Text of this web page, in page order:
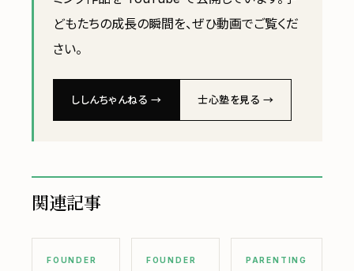
どもたちの成長の瞬間を、ぜひ動画でご覧くだ
さい。
ししんちゃんねる → 士心塾を見る →
関連記事
FOUNDER FOUNDER PARENTING